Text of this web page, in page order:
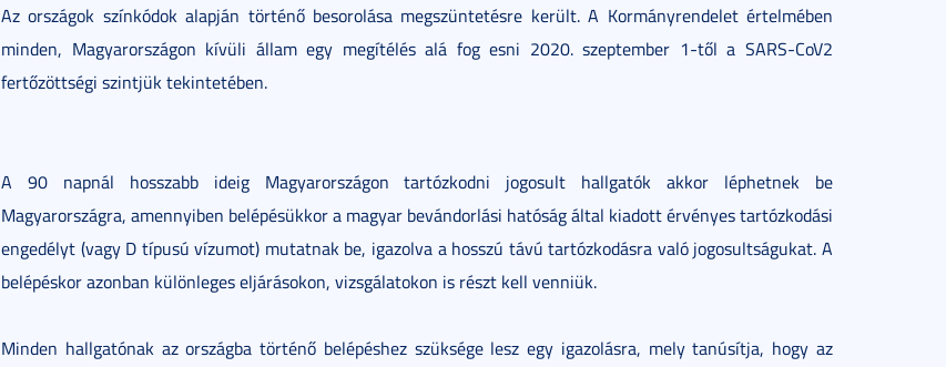
Az országok színkódok alapján történő besorolása megszüntetésre került. A Kormányrendelet értelmében
minden, Magyarországon kívüli állam egy megítélés alá fog esni 2020. szeptember 1-től a SARS-CoV2
fertőzöttségi szintjük tekintetében.
A 90 napnál hosszabb ideig Magyarországon tartózkodni jogosult hallgatók akkor léphetnek be
Magyarországra, amennyiben belépésükkor a magyar bevándorlási hatóság által kiadott érvényes tartózkodási
engedélyt (vagy D típusú vízumot) mutatnak be, igazolva a hosszú távú tartózkodásra való jogosultságukat. A
belépéskor azonban különleges eljárásokon, vizsgálatokon is részt kell venniük.
Minden hallgatónak az országba történő belépéshez szüksége lesz egy igazolásra, mely tanúsítja, hogy az